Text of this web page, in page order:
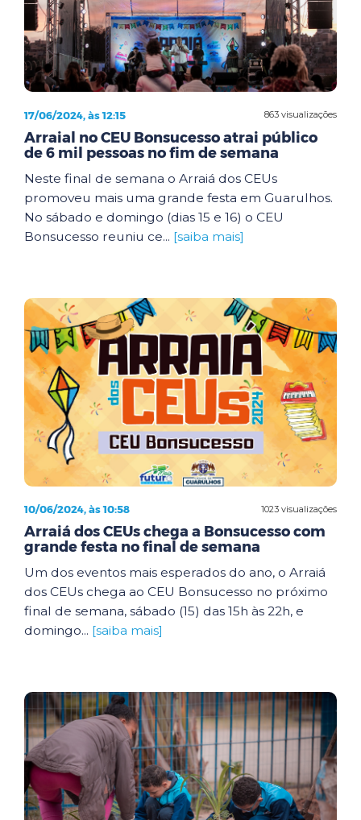
863 visualizações
17/06/2024, às 12:15
Arraial no CEU Bonsucesso atrai público
de 6 mil pessoas no fim de semana
Neste final de semana o Arraiá dos CEUs
promoveu mais uma grande festa em Guarulhos.
No sábado e domingo (dias 15 e 16) o CEU
Bonsucesso reuniu ce... [saiba mais]
1023 visualizações
10/06/2024, às 10:58
Arraiá dos CEUs chega a Bonsucesso com
grande festa no final de semana
Um dos eventos mais esperados do ano, o Arraiá
dos CEUs chega ao CEU Bonsucesso no próximo
final de semana, sábado (15) das 15h às 22h, e
domingo... [saiba mais]